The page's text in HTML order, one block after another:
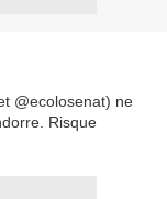
@ecolosenat) ne
Risque